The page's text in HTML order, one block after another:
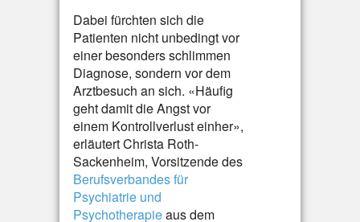
Dabei fürchten sich die
Patienten nicht unbedingt vor
einer besonders schlimmen
Diagnose, sondern vor dem
Arztbesuch an sich. «Häufig
geht damit die Angst vor
einem Kontrollverlust einher»,
erläutert Christa Roth-
Sackenheim, Vorsitzende des
Berufsverbandes für
Psychiatrie und
Psychotherapieaus dem